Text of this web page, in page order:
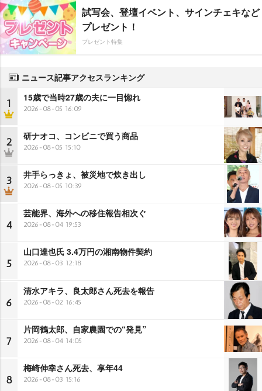
試写会、登壇イベント、サインチェキなど
プレゼント！
プレゼント特集
ニュース記事アクセスランキング
1 15歳で当時27歳の夫に一目惚れ
2026-08-05 16:09
2 研ナオコ、コンビニで買う商品
2026-08-05 15:10
3 井手らっきょ、被災地で炊き出し
2026-08-05 10:39
4
芸能界、海外への移住報告相次ぐ
2026-08-04 19:53
5
山口達也氏 3.4万円の湘南物件契約
2026-08-03 12:18
6
清水アキラ、良太郎さん死去を報告
2026-08-02 16:45
7
片岡鶴太郎、自家農園での“発見”
2026-08-04 14:05
8
梅崎伸幸さん死去、享年44
2026-08-03 15:16